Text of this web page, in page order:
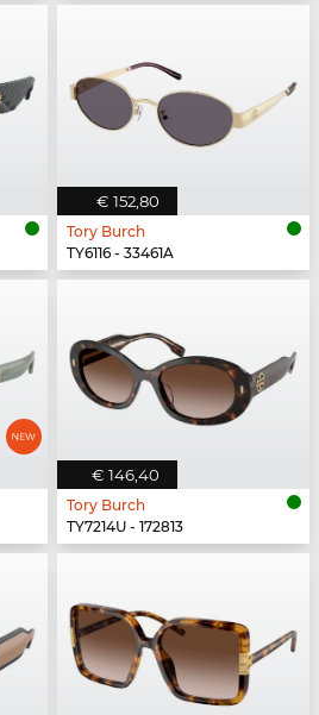
€ 152,80
Tory Burch
TY6116 - 33461A
€ 146,40
Tory Burch
TY7214U - 172813